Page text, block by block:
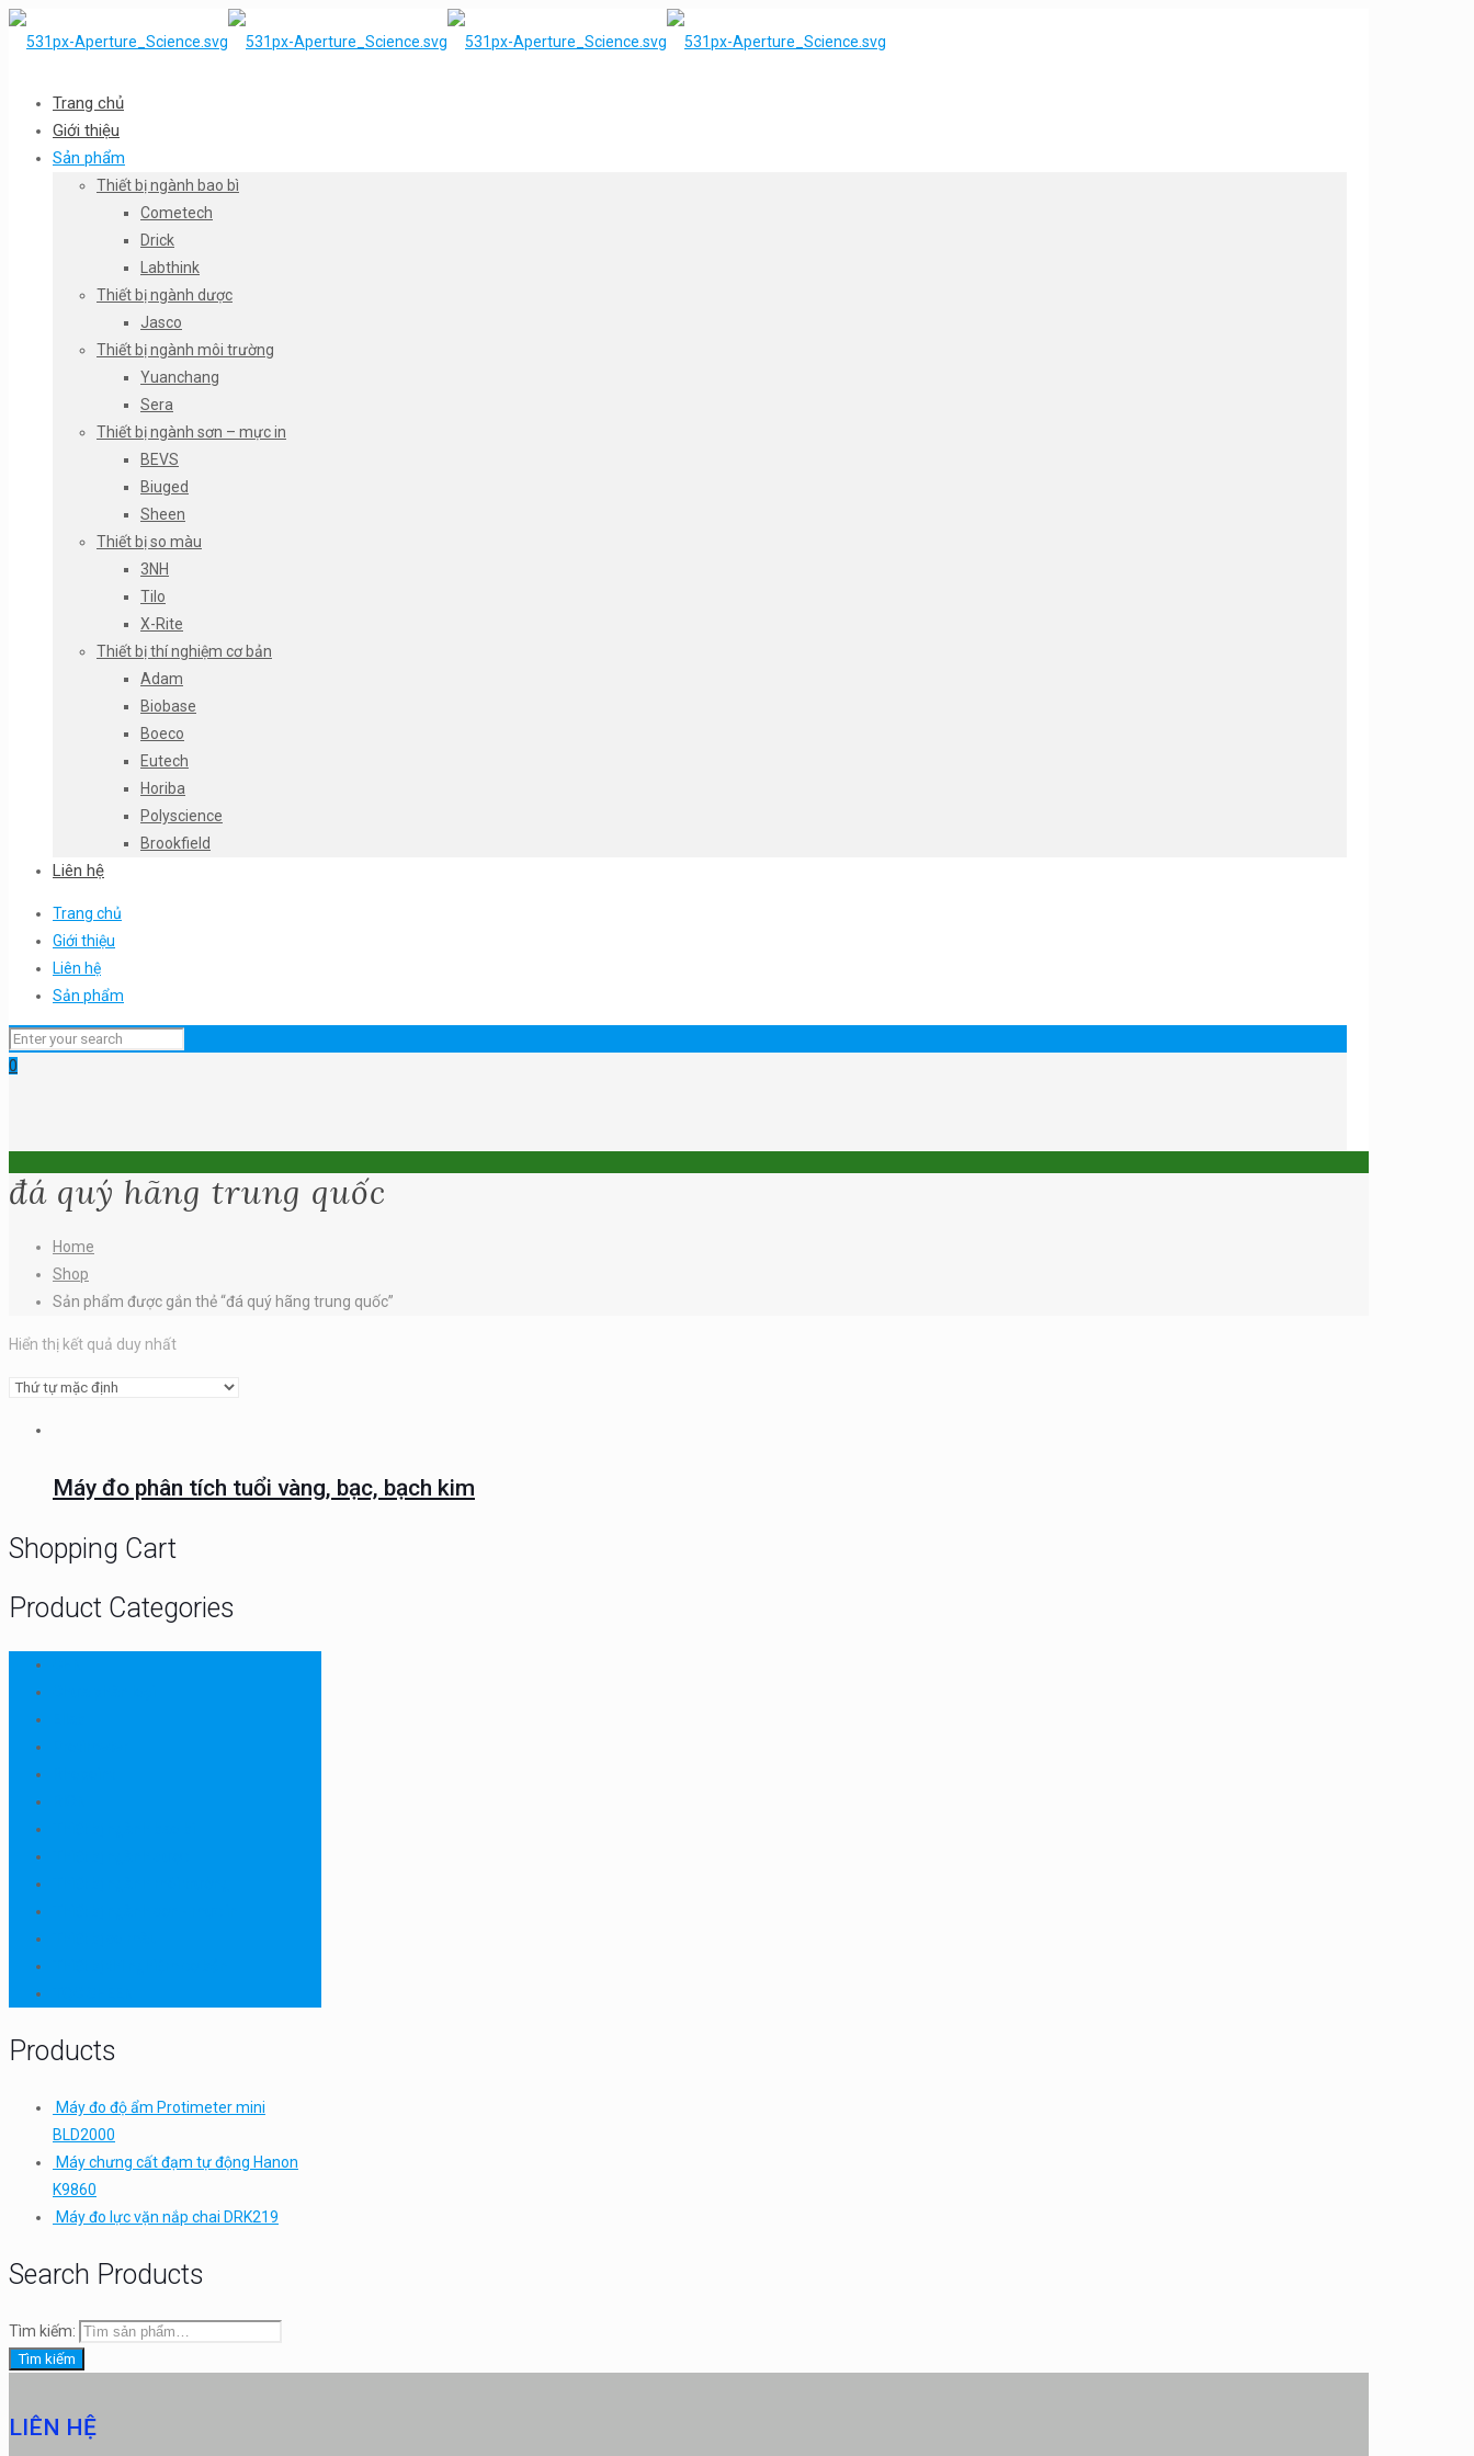
Trang chủ
Giới thiệu
Sản phẩm
Thiết bị ngành bao bì
Cometech
Drick
Labthink
Thiết bị ngành dược
Jasco
Thiết bị ngành môi trường
Yuanchang
Sera
Thiết bị ngành sơn – mực in
BEVS
Biuged
Sheen
Thiết bị so màu
3NH
Tilo
X-Rite
Thiết bị thí nghiệm cơ bản
Adam
Biobase
Boeco
Eutech
Horiba
Polyscience
Brookfield
Liên hệ
Trang chủ
Giới thiệu
Liên hệ
Sản phẩm
0
đá quý hãng trung quốc
Home
Shop
Sản phẩm được gắn thẻ “đá quý hãng trung quốc”
Hiển thị kết quả duy nhất
Máy đo phân tích tuổi vàng, bạc, bạch kim
Shopping Cart
Product Categories
Products
Máy đo độ ẩm Protimeter mini
BLD2000
Máy chưng cất đạm tự động Hanon
K9860
Máy đo lực vặn nắp chai DRK219
Search Products
Tìm kiếm:
Tìm kiếm
LIÊN HỆ